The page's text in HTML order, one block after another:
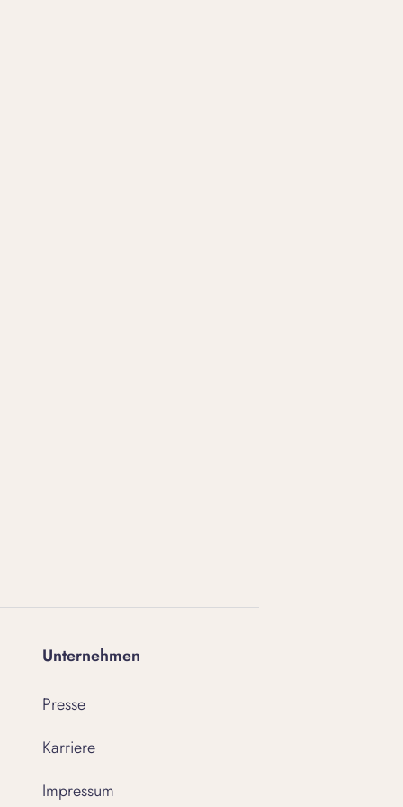
Unternehmen
Presse
Karriere
Impressum